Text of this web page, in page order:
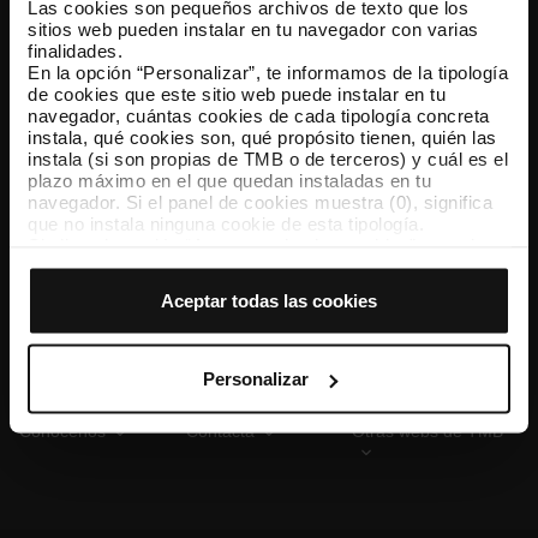
Las cookies son pequeños archivos de texto que los
sitios web pueden instalar en tu navegador con varias
finalidades.
En la opción “Personalizar”, te informamos de la tipología
de cookies que este sitio web puede instalar en tu
navegador, cuántas cookies de cada tipología concreta
instala, qué cookies son, qué propósito tienen, quién las
instala (si son propias de TMB o de terceros) y cuál es el
plazo máximo en el que quedan instaladas en tu
navegador. Si el panel de cookies muestra (0), significa
que no instala ninguna cookie de esta tipología.
que todas estas cookies se instalen en tu navegador.
tipología de cookies permite indicar si quieres que se
instalen o no las cookies de esa clase.
Una vez que hayas marcado tus preferencias, debes
hacer clic en “Seleccionar y configurar”. Así se instalarán
previamente. Te sugerimos que selecciones las cookies
de personalización, porque permiten recordar tus
opciones de navegación (como el idioma) y mejoran tu
Aceptar todas las cookies
Personalizar
TMB App
Descárgate TMB App y compra tus billetes
App Store Google Play
Conócenos Contacta Otras webs de TMB